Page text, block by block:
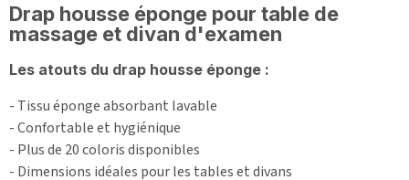
Drap housse éponge pour table de
massage et divan d'examen
Les atouts du drap housse éponge :
- Tissu éponge absorbant lavable
- Confortable et hygiénique
- Plus de 20 coloris disponibles
- Dimensions idéales pour les tables et divans